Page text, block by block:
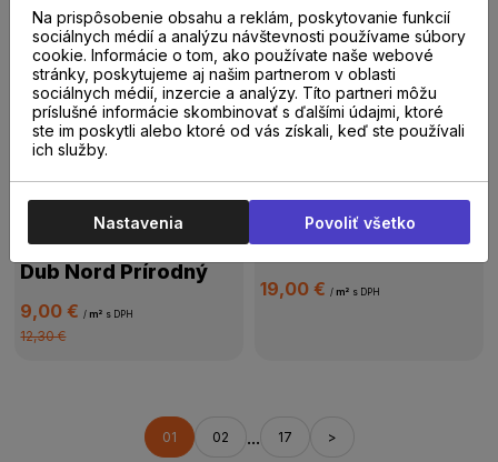
Vitality Jumbo
JUM00133APL Aqua
Dub slané jazero
19,00 €/ m² s DPH
Egger NatureSence
Kingsize 8 EL292F
Dub Skanderborg
Hnedý
18,60 € m² s DPH
Skladom106.04 m²
Egger NatureSence
Classic 7 EL2970
Dub Nord Prírodný
9,00 €/ m² s DPH
12,30 €
Vitality Jumbo
JUM00428APL Aqua
Dub jarný sneh
19,00 € / m² s DPH
01 02 ... 17 >
Na prispôsobenie obsahu a reklám, poskytovanie funkcií
sociálnych médií a analýzu návštevnosti používame súbory
cookie. Informácie o tom, ako používate naše webové
stránky, poskytujeme aj našim partnerom v oblasti
sociálnych médií, inzercie a analýzy. Títo partneri môžu
príslušné informácie skombinovať s ďalšími údajmi, ktoré
ste im poskytli alebo ktoré od vás získali, keď ste používali
ich služby.
Nastavenia Povoliť všetko